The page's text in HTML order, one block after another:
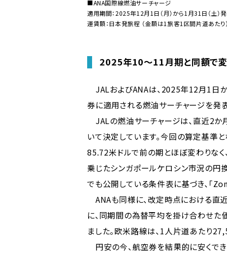
■ANA国際線燃油サーチャージ
適用期間：2025年12月1日（月）から1月31日（土）
運賃額：日本発旅程 （金額は1旅客1区間片道あたり）
2025年10〜11月期と同額で
JALおよびANAは、2025年12月1日
券に適用される燃油サーチャージを発
JALの燃油サーチャージは、直近2
いて決定しています。今回の算定基
85.72米ドルで前の期とほぼ変わりな
乗じたシンガポールケロシン市況の円
でも公開している条件表に基づき、「
ANAも同様に、改定時点における直
に、同期間の為替平均を掛け合わせた
ました。欧米路線は、1人片道あたり
円安の今、航空券を結果的に安くでき